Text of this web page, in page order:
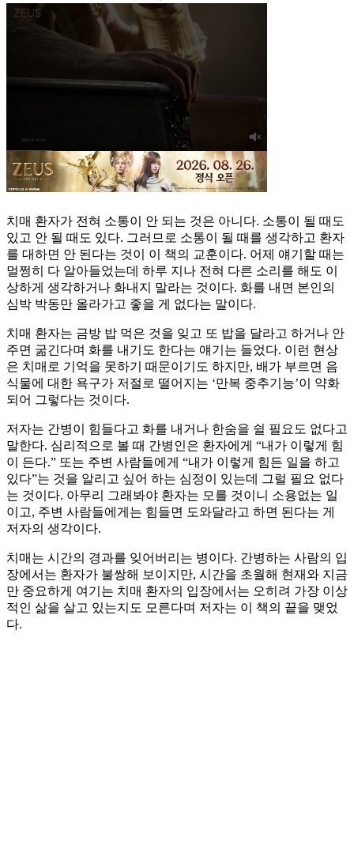
치매 환자가 전혀 소통이 안 되는 것은 아니다. 소통이 될 때도
있고 안 될 때도 있다. 그러므로 소통이 될 때를 생각하고 환자
를 대하면 안 된다는 것이 이 책의 교훈이다. 어제 얘기할 때는
멀쩡히 다 알아들었는데 하루 지나 전혀 다른 소리를 해도 이
상하게 생각하거나 화내지 말라는 것이다. 화를 내면 본인의
심박 박동만 올라가고 좋을 게 없다는 말이다.
치매 환자는 금방 밥 먹은 것을 잊고 또 밥을 달라고 하거나 안
주면 굶긴다며 화를 내기도 한다는 얘기는 들었다. 이런 현상
은 치매로 기억을 못하기 때문이기도 하지만, 배가 부르면 음
식물에 대한 욕구가 저절로 떨어지는 ‘만복 중추기능’이 약화
되어 그렇다는 것이다.
저자는 간병이 힘들다고 화를 내거나 한숨을 쉴 필요도 없다고
말한다. 심리적으로 볼 때 간병인은 환자에게 “내가 이렇게 힘
이 든다.” 또는 주변 사람들에게 “내가 이렇게 힘든 일을 하고
있다”는 것을 알리고 싶어 하는 심정이 있는데 그럴 필요 없다
는 것이다. 아무리 그래봐야 환자는 모를 것이니 소용없는 일
이고, 주변 사람들에게는 힘들면 도와달라고 하면 된다는 게
저자의 생각이다.
치매는 시간의 경과를 잊어버리는 병이다. 간병하는 사람의 입
장에서는 환자가 불쌍해 보이지만, 시간을 초월해 현재와 지금
만 중요하게 여기는 치매 환자의 입장에서는 오히려 가장 이상
적인 삶을 살고 있는지도 모른다며 저자는 이 책의 끝을 맺었
다.